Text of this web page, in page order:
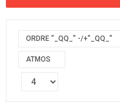
ORDRE "_QQ_" -/+"_QQ_"
ATMOS